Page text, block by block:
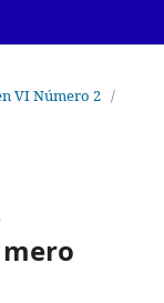
VI Número 2 /